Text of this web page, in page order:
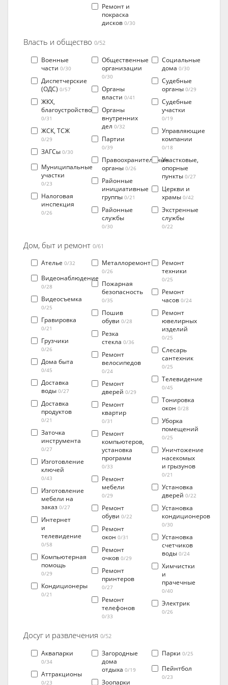
Ремонт и
покраска
дисков 0/30
Власть и общество 0/52
Военные
части 0/30
Диспетчерские
(ОДС) 0/57
ЖКХ,
благоустройство
0/31
ЖСК, ТСЖ
0/29
ЗАГСы 0/30
Муниципальные
участки
0/23
Налоговая
инспекция
0/26
Общественные
организации
0/30
Органы
власти 0/41
Органы
внутренних
дел 0/32
Партии
0/39
Правоохранительные
органы 0/26
Районные
инициативные
группы 0/21
Районные
службы
0/30
Социальные
дома0/30
Судебные
органы0/29
Судебные
участки
0/19
Управляющие
компании
0/18
Участковые,
опорные
пункты0/27
Церкви и
храмы0/42
Экстренные
службы
0/22
Дом, быт и ремонт 0/61
Ателье 0/32
Видеонаблюдение
0/28
Видеосъемка
0/25
Гравировка
0/21
Грузчики
0/26
Дома быта
0/45
Доставка
воды 0/27
Доставка
продуктов
0/21
Заточка
инструмента
0/27
Изготовление
ключей
0/43
Изготовление
мебели на
заказ 0/27
Интернет
и
телевидение
0/58
Компьютерная
помощь
0/29
Кондиционеры
0/21
Металлоремонт
0/26
Пожарная
безопасность
0/35
Пошив
обуви 0/28
Резка
стекла 0/36
Ремонт
велосипедов
0/24
Ремонт
дверей 0/29
Ремонт
квартир
0/31
Ремонт
компьютеров,
установка
программ
0/33
Ремонт
мебели
0/29
Ремонт
обуви 0/22
Ремонт
окон 0/31
Ремонт
очков 0/29
Ремонт
принтеров
0/27
Ремонт
телефонов
0/33
Ремонт
техники
0/25
Ремонт
часов0/24
Ремонт
ювелирных
изделий
0/25
Слесарь
сантехник
0/25
Телевидение
0/45
Тонировка
окон0/28
Уборка
помещений
0/25
Уничтожение
насекомых
и грызунов
0/21
Установка
дверей0/22
Установка
кондиционеров
0/30
Установка
счетчиков
воды0/24
Химчистки
и
прачечные
0/40
Электрик
0/26
Досуг и развлечения 0/52
Аквапарки
0/34
Аттракционы
0/23
Загородные
дома
отдыха 0/19
Зоопарки
Парки0/25
Пейнтбол
0/23